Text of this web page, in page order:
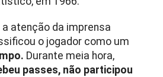
atenção da imprensa
o jogador como um
Durante meia hora,
passes, não participou